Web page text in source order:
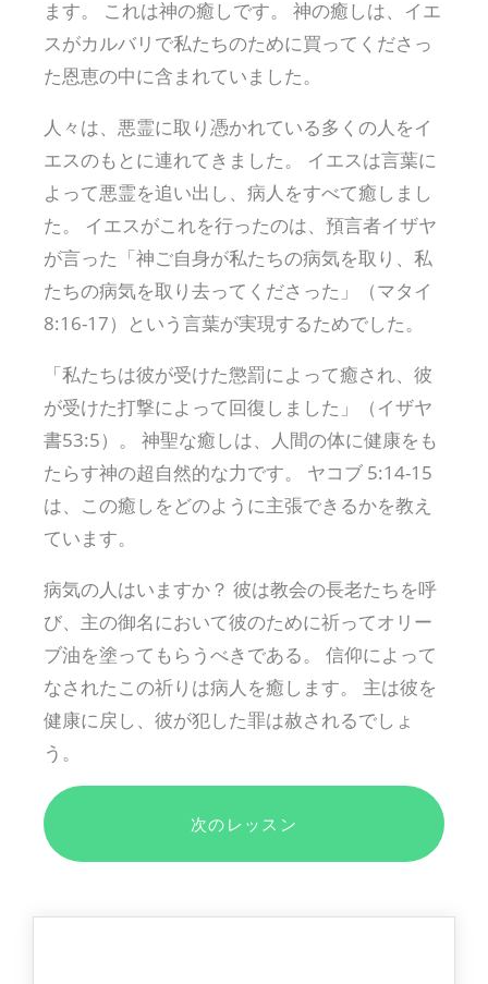
ます。 これは神の癒しです。 神の癒しは、イエ
スがカルバリで私たちのために買ってくださっ
た恩恵の中に含まれていました。
人々は、悪霊に取り憑かれている多くの人をイ
エスのもとに連れてきました。 イエスは言葉に
よって悪霊を追い出し、病人をすべて癒しまし
た。 イエスがこれを行ったのは、預言者イザヤ
が言った「神ご自身が私たちの病気を取り、私
たちの病気を取り去ってくださった」（マタイ
8:16-17）という言葉が実現するためでした。
「私たちは彼が受けた懲罰によって癒され、彼
が受けた打撃によって回復しました」（イザヤ
書53:5）。 神聖な癒しは、人間の体に健康をも
たらす神の超自然的な力です。 ヤコブ 5:14-15
は、この癒しをどのように主張できるかを教え
ています。
病気の人はいますか？ 彼は教会の長老たちを呼
び、主の御名において彼のために祈ってオリー
ブ油を塗ってもらうべきである。 信仰によって
なされたこの祈りは病人を癒します。 主は彼を
健康に戻し、彼が犯した罪は赦されるでしょ
う。
次のレッスン